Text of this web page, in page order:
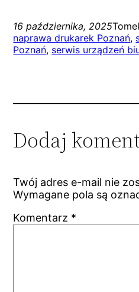
16 października, 2025
naprawa drukarek Poznań,
Poznań, serwis urządzeń
Dodaj
Twój adres e-mail nie
Wymagane pola są
Komentarz *